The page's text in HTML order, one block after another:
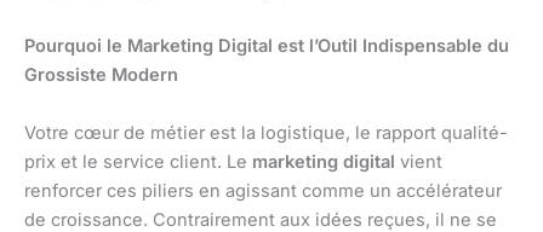
Pourquoi le Marketing Digital est l’Outil Indispensable du
Grossiste Modern
Votre cœur de métier est la logistique, le rapport qualité-
prix et le service client. Le marketing digital vient
renforcer ces piliers en agissant comme un accélérateur
de croissance. Contrairement aux idées reçues, il ne se